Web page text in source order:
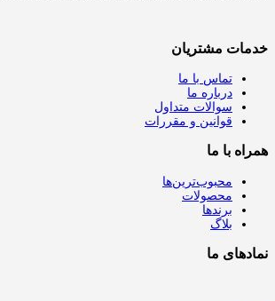
خدمات مشتریان
تماس با ما
درباره ما
سوالات متداول
قوانین و مقررات
همراه با ما
محبوب‌ترین‌ها
محصولات
برندها
بلاگ
نمادهای ما